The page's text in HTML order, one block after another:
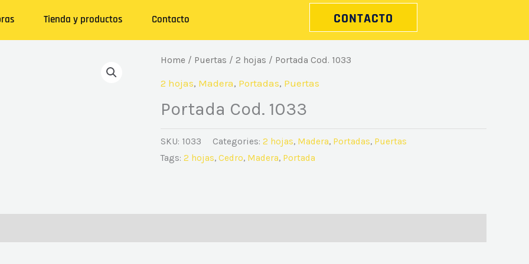
Tienda y productos Contacto CONTACTO
Home / Puertas / 2 hojas / Portada Cod. 1033
2 hojas, Madera, Portadas, Puertas
Portada Cod. 1033
SKU: 1033 Categories: 2 hojas, Madera, Portadas, Puertas
Tags: 2 hojas, Cedro, Madera, Portada